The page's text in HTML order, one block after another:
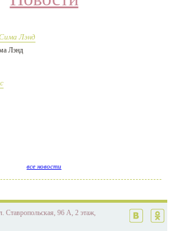
Лэнд
Лэнд
все новости
Ставропольская, 96 А, 2 этаж,